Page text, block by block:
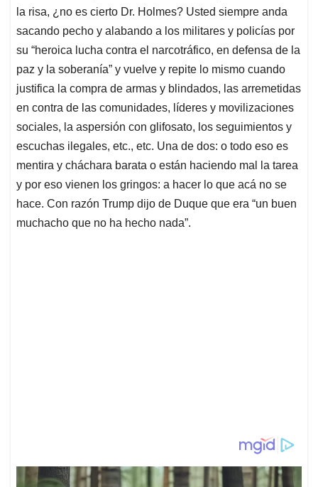
la risa, ¿no es cierto Dr. Holmes? Usted siempre anda
sacando pecho y alabando a los militares y policías por
su “heroica lucha contra el narcotráfico, en defensa de la
paz y la soberanía” y vuelve y repite lo mismo cuando
justifica la compra de armas y blindados, las arremetidas
en contra de las comunidades, líderes y movilizaciones
sociales, la aspersión con glifosato, los seguimientos y
escuchas ilegales, etc., etc. Una de dos: o todo eso es
mentira y cháchara barata o están haciendo mal la tarea
y por eso vienen los gringos: a hacer lo que acá no se
hace. Con razón Trump dijo de Duque que era “un buen
muchacho que no ha hecho nada”.